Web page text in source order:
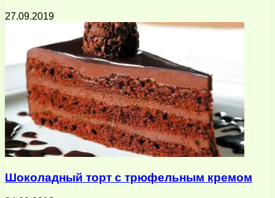
27.09.2019
Шоколадный торт с трюфельным кремом